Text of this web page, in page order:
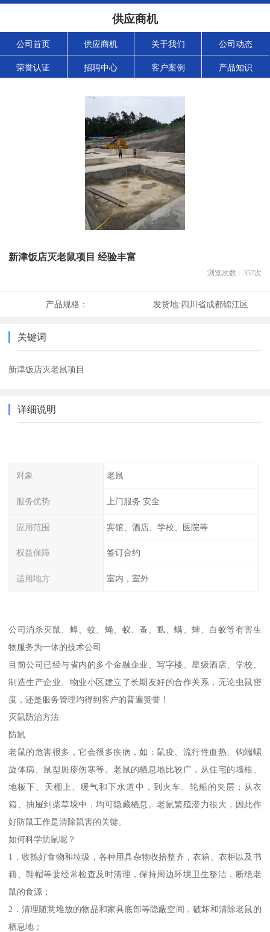
供应商机
公司首页 供应商机 关于我们 公司动态
荣誉认证 招聘中心 客户案例 产品知识
新津饭店灭老鼠项目 经验丰富
浏览次数： 357次
产品规格： 发货地:四川省成都锦江区
关键词
新津饭店灭老鼠项目
详细说明
对象 老鼠
服务优势 上门服务 安全
应用范围 宾馆、酒店、学校、医院等
权益保障 签订合约
适用地方 室内，室外
公司消杀灭鼠、蟑、蚊、蝇、蚁、蚤、虱、螨、蜱、白蚁等有害生
物服务为一体的技术公司
目前公司已经与省内的多个金融企业、写字楼、星级酒店、学校、
制造生产企业、物业小区建立了长期友好的合作关系，无论虫鼠密
度，还是服务管理均得到客户的普遍赞誉！
灭鼠防治方法
防鼠
老鼠的危害很多，它会很多疾病，如：鼠疫、流行性血热、钩端螺
旋体病、鼠型斑疹伤寒等。老鼠的栖息地比较广，从住宅的墙根、
地板下、天棚上、暖气和下水道中，到火车、轮船的夹层；从衣
箱、抽屉到柴草垛中，均可隐藏栖息。老鼠繁殖潜力很大，因此作
好防鼠工作是清除鼠害的关键。
如何科学防鼠呢？
1．收拣好食物和垃圾，各种用具杂物收拾整齐，衣箱、衣柜以及书
籍、鞋帽等要经常检查及时清理，保持周边环境卫生整洁，断绝老
鼠的食源；
2．清理随意堆放的物品和家具底部等隐蔽空间，破坏和清除老鼠的
栖息地；